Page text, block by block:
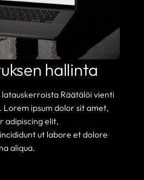
hallinta
Räätälöi vienti
ipsum dolor sit amet,
adipiscing elit,
ut labore et dolore
aliqua.